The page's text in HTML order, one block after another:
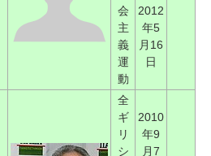
会
主
義
運
動
2012
年5
月16
日
全
ギ
リ
シ
2010
年9
月7